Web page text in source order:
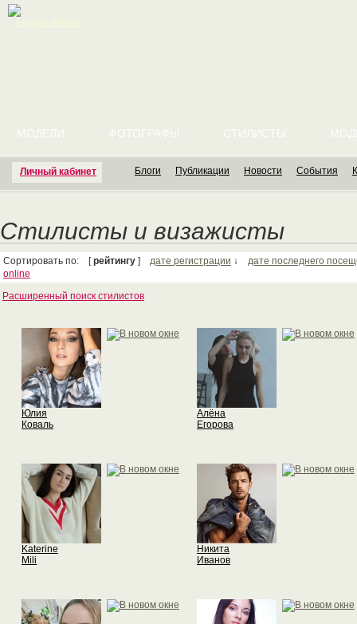
Личный кабинет
МОДЕЛИ ФОТОГРАФЫ СТИЛИСТЫ
Блоги Публикации Новости События
Стилисты и визажисты
Сортировать по: [рейтингу ] дате регистрации ↓ дате последнего
online
Расширенный поиск стилистов
Юлия
Коваль
Алёна
Егорова
Katerine
Mili
Никита
Иванов